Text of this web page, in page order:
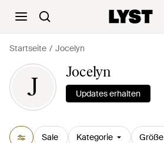
Startseite Jocelyn
J
Jocelyn
Updates erhalten
Sale Kategorie Größe